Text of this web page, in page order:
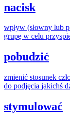
nacisk
wpływ (słowny lub
grupę w celu
pobudzić
zmienić stosunek
do podjęcia jakichś
stymulować